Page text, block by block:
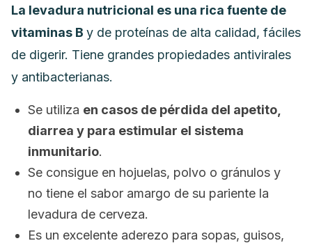
La levadura nutricional es una rica fuente de
vitaminas B y de proteínas de alta calidad, fáciles
de digerir. Tiene grandes propiedades antivirales
y antibacterianas.
Se utiliza en casos de pérdida del apetito,
diarrea y para estimular el sistema
inmunitario.
Se consigue en hojuelas, polvo o gránulos y
no tiene el sabor amargo de su pariente la
levadura de cerveza.
Es un excelente aderezo para sopas, guisos,